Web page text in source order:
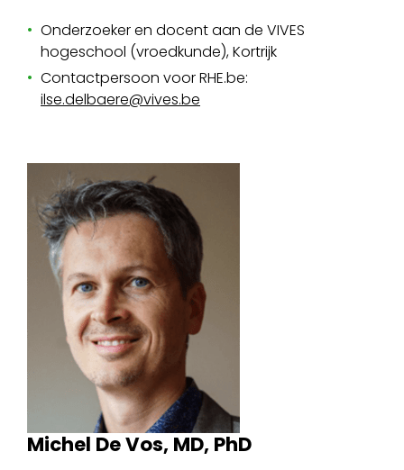
Onderzoeker en docent aan de VIVES
hogeschool (vroedkunde), Kortrijk
Contactpersoon voor RHE.be:
ilse.delbaere@vives.be
Michel De Vos, MD, PhD